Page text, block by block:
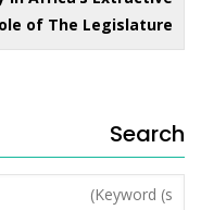
of The Legislature
Search
Keyword